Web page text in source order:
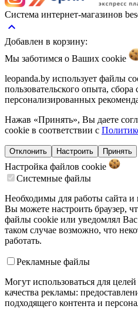
Система интернет-магазинов
keyboard_arrow_up
Добавлен в корзину:
Мы заботимся о Ваших cookie
leopanda.by использует файлы
пользовательского опыта,
персонализированных
Нажав «Принять», Вы даете
cookie в соответствии с
Отклонить Настроить Принять
Настройка файлов cookie
Системные файлы
Необходимы для работы сайта
Вы можете настроить браузер,
файлы cookie или уведомлял
таком случае возможно, что
работать.
Рекламные файлы
Могут использоваться для
качества рекламы:
подходящего контента и